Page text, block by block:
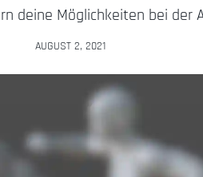
deine Möglichkeiten bei der
AUGUST 2, 2021